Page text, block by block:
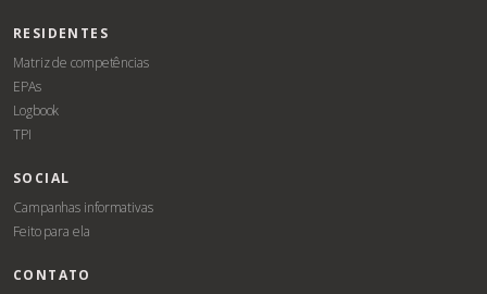
RESIDENTES
Matriz de competências
EPAs
Logbook
TPI
SOCIAL
Campanhas informativas
Feito para ela
CONTATO